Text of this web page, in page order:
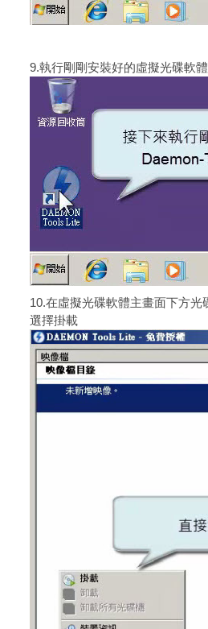
9.執行剛剛安裝好的虛擬光碟軟體
10.在虛擬光碟軟體主畫面下方光
選擇掛載